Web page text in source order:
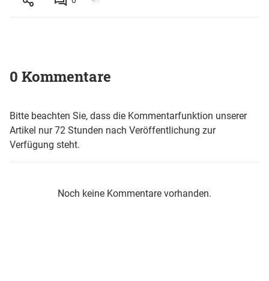
0 Kommentare
Bitte beachten Sie, dass die Kommentarfunktion unserer
Artikel nur 72 Stunden nach Veröffentlichung zur
Verfügung steht.
Noch keine Kommentare vorhanden.